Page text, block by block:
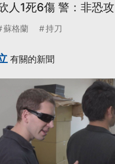
人1死6傷 警：非恐攻
蘇格蘭 持刀
有關的新聞